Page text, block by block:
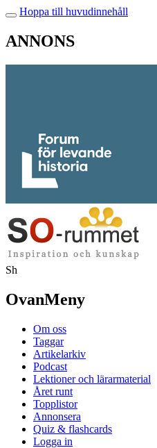
Hoppa till huvudinnehåll
ANNONS
Sh
OvanMeny
Om oss
Taggar
Artikelarkiv
Podcast
Lektioner och lärarmaterial
Året runt
Topplistor
Annonsera
Quiz & flashcards
Logga in